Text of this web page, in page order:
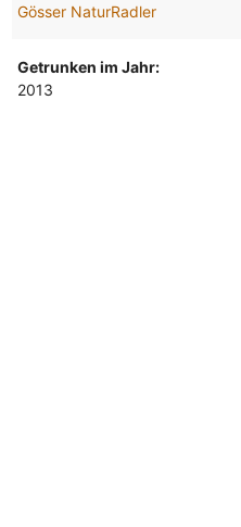
Gösser NaturRadler
Getrunken im Jahr:
2013